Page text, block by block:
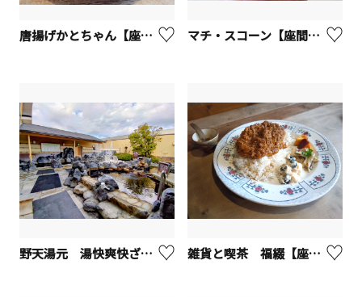
唐揚げかとちゃん【座間市】 マチ・スコーン【座間市】
野天湯元 湯快爽快ざま【座間市】 雑貨と喫茶 福綴【座間市】